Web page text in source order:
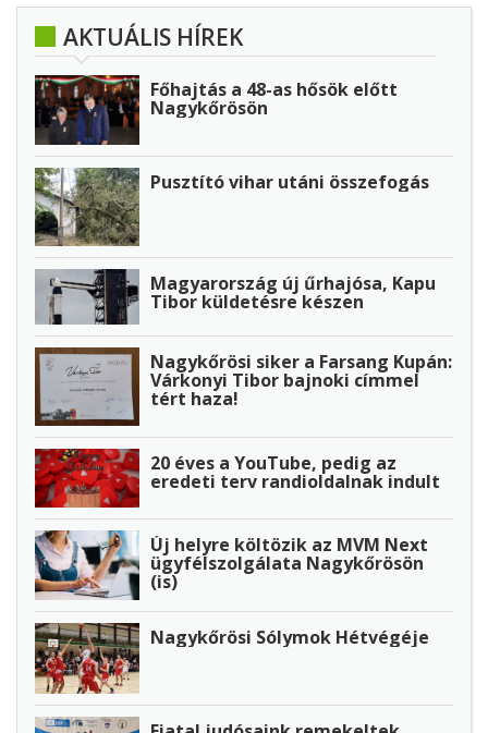
AKTUÁLIS HÍREK
Főhajtás a 48-as hősök előtt
Nagykőrösön
Pusztító vihar utáni összefogás
Magyarország új űrhajósa, Kapu
Tibor küldetésre készen
Nagykőrösi siker a Farsang Kupán:
Várkonyi Tibor bajnoki címmel
tért haza!
20 éves a YouTube, pedig az
eredeti terv randioldalnak indult
Új helyre költözik az MVM Next
ügyfélszolgálata Nagykőrösön
(is)
Nagykőrösi Sólymok Hétvégéje